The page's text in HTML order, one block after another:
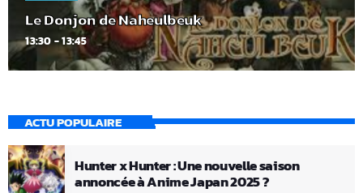
Le Donjon de Naheulbeuk
13:30 - 13:45
ACTU POPULAIRE
Hunter x Hunter : Une nouvelle saison
annoncée à Anime Japan 2025 ?